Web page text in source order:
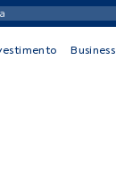
Business